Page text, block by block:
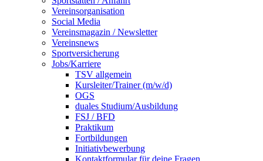
Vereinsorganisation
Social Media
Vereinsmagazin / Newsletter
Vereinsnews
Sportversicherung
Jobs/Karriere
TSV allgemein
Kursleiter/Trainer (m/w/d)
OGS
duales Studium/Ausbildung
FSJ / BFD
Praktikum
Fortbildungen
Initiativbewerbung
Kontaktformular für deine Fragen